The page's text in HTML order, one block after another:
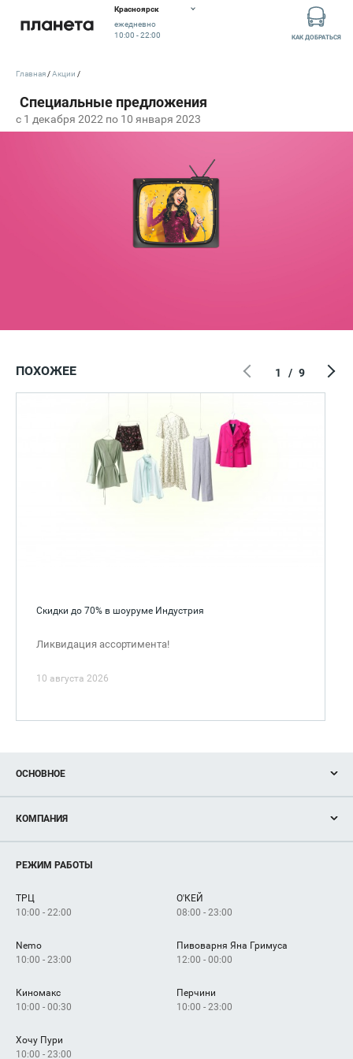
Красноярск
ежедневно
10:00 - 22:00
КАК ДОБРАТЬСЯ
c 1 декабря 2022 по 10 января 2023
Главная Акции
ПОХОЖЕЕ
Скидки до 70% в шоуруме Индустрия
Ликвидация ассортимента!
10 августа 2026
1 / 9
ОСНОВНОЕ
Новости
Магазины
Услуги
КОМПАНИЯ
Рекламодателям
Как добраться
РЕЖИМ РАБОТЫ
ТРЦ
10:00 - 22:00
О'КЕЙ
08:00 - 23:00
Nemo
10:00 - 23:00
Пивоварня Яна Гримуса
12:00 - 00:00
Киномакс
10:00 - 00:30
Перчини
10:00 - 23:00
Хочу Пури
10:00 - 23:00